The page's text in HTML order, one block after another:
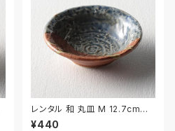
レンタル 和 丸皿 M 12.7cm｜
WMM043
¥440